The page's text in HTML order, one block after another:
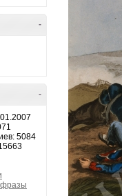
-
-
5084
фразы